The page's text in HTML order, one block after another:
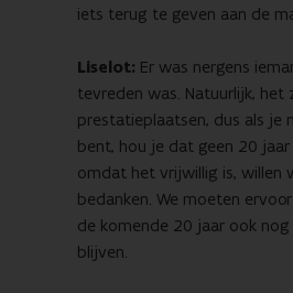
iets terug te geven aan de
Liselot: Er was nergens
tevreden was. Natuurlijk, het
prestatieplaatsen, dus als je
bent, hou je dat geen 20 jaar
omdat het vrijwillig is, willen
bedanken. We moeten
de komende 20 jaar ook
blijven.